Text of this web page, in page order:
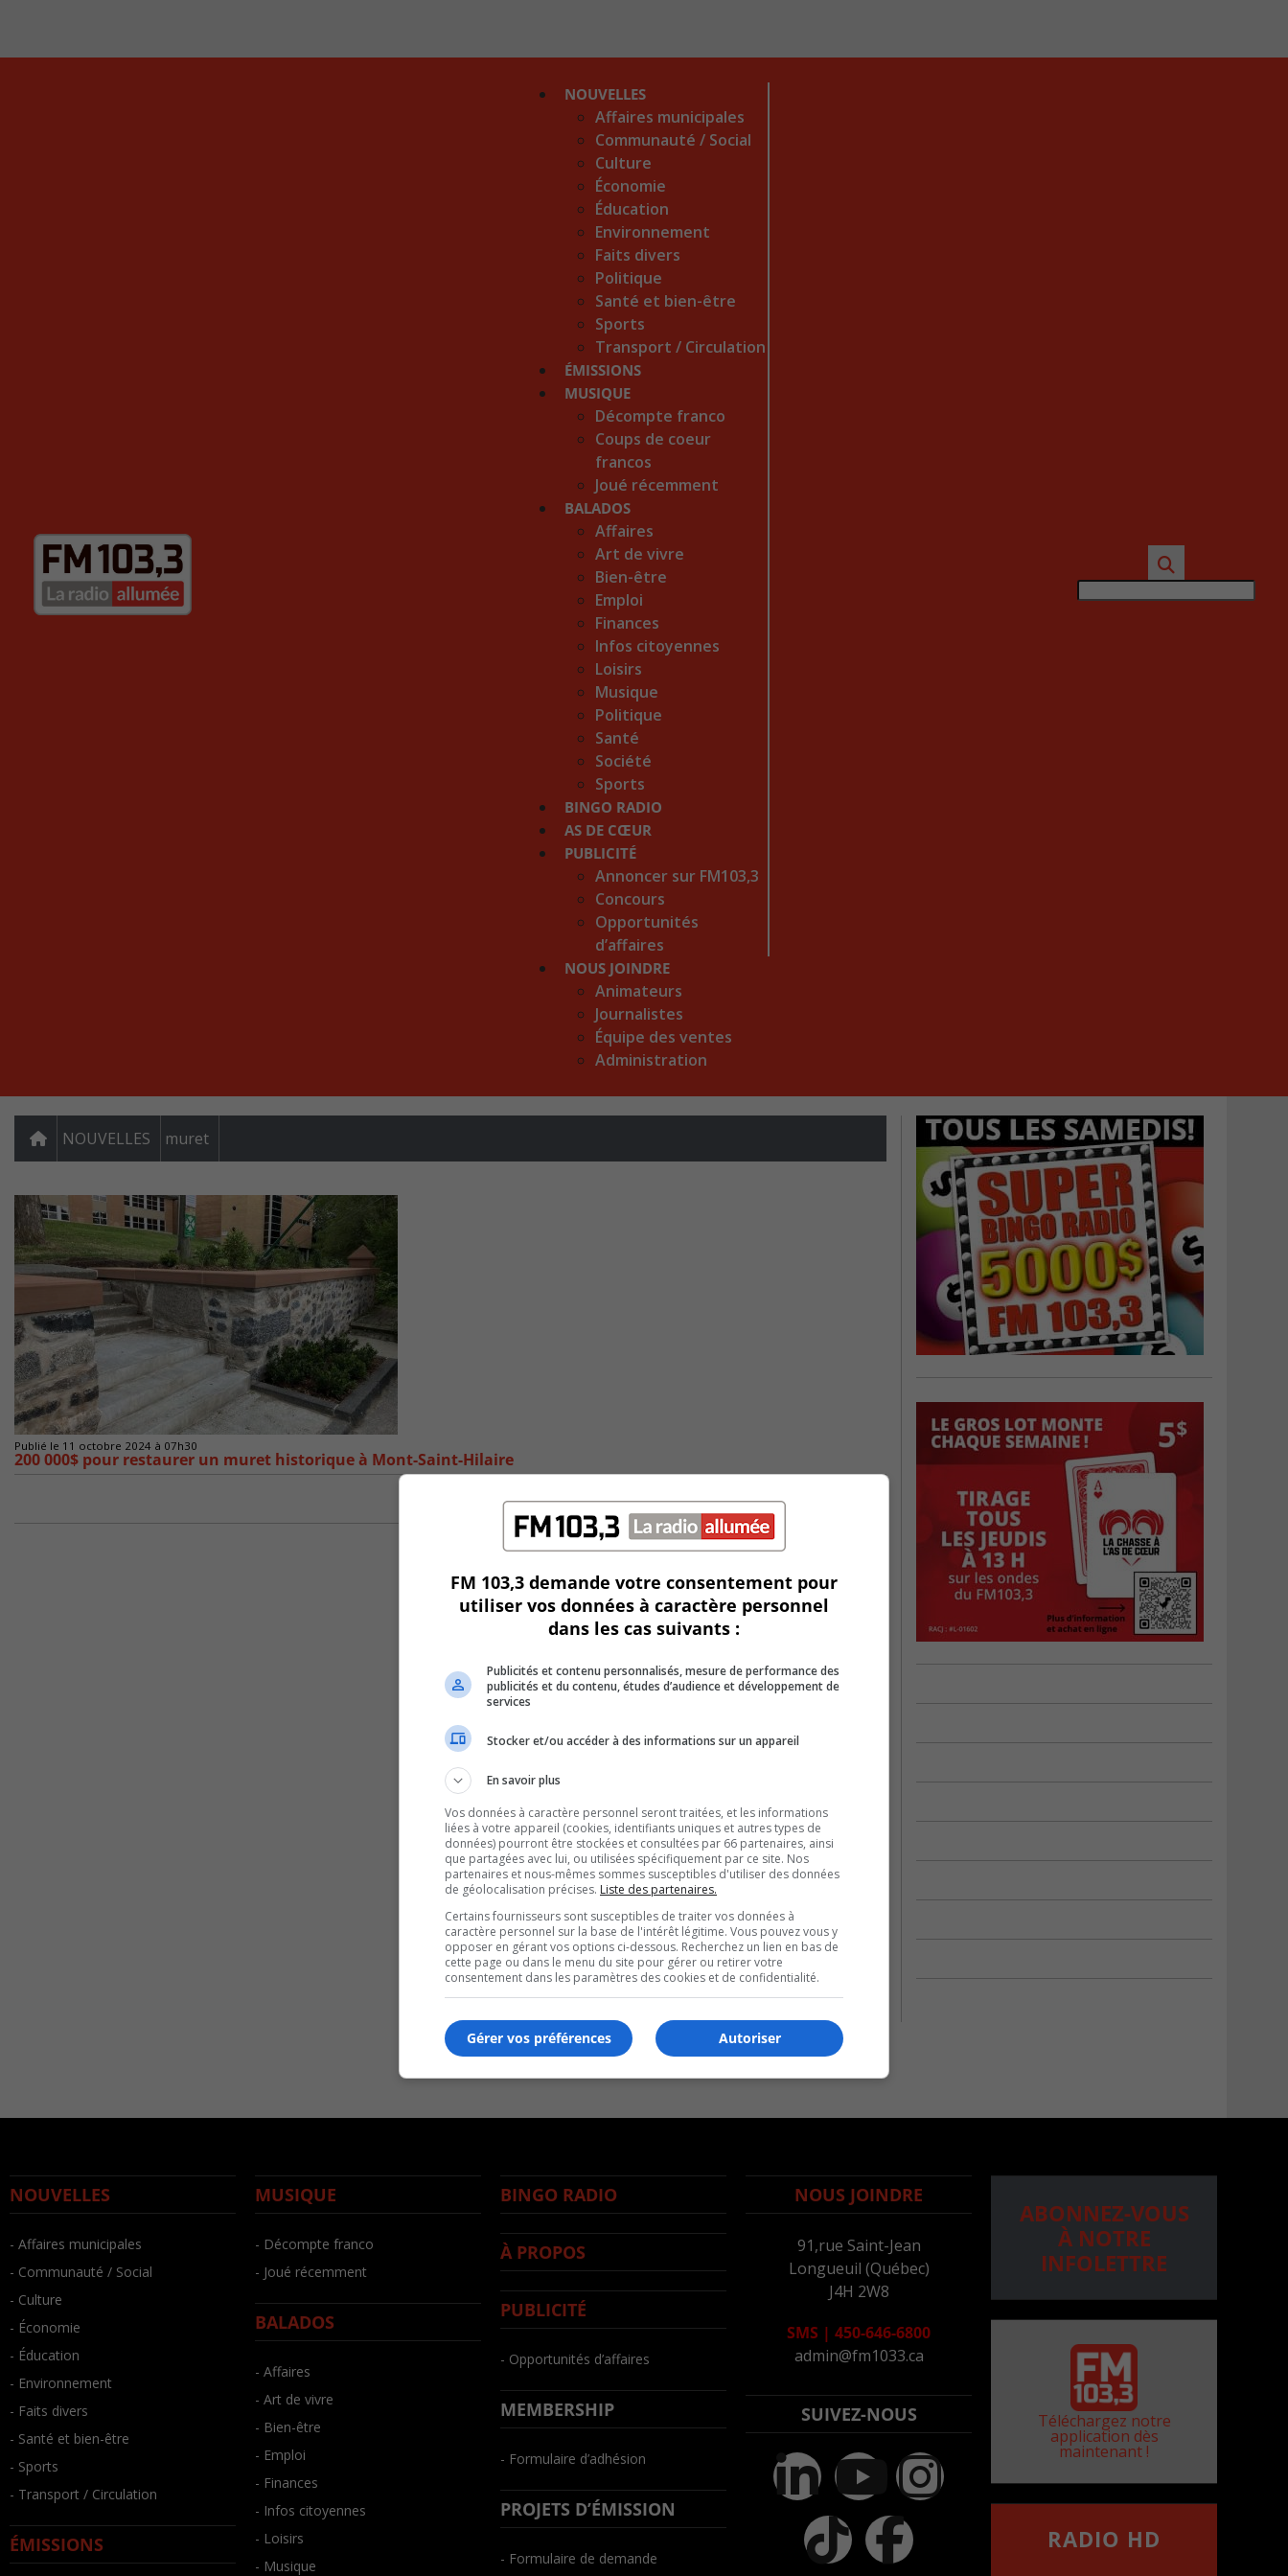
NOUVELLES
Affaires municipales
Communauté / Social
Culture
Économie
Éducation
Environnement
Faits divers
Politique
Santé et bien-être
Sports
Transport / Circulation
ÉMISSIONS
MUSIQUE
Décompte franco
Coups de coeur
francos
Joué récemment
BALADOS
Affaires
Art de vivre
Bien-être
Emploi
Finances
Infos citoyennes
Loisirs
Musique
Politique
Santé
Société
Sports
BINGO RADIO
AS DE CŒUR
PUBLICITÉ
Annoncer sur FM103,3
Concours
Opportunités
d’affaires
NOUS JOINDRE
Animateurs
Journalistes
Équipe des ventes
Administration
NOUVELLES muret
Publié le 11 octobre 2024 à 07h30
200 000$ pour restaurer un muret historique à Mont-Saint-Hilaire
NOUVELLES
- Affaires municipales
- Communauté / Social
- Culture
- Économie
- Éducation
- Environnement
- Faits divers
- Santé et bien-être
- Sports
- Transport / Circulation
ÉMISSIONS
MUSIQUE
- Décompte franco
- Joué récemment
BALADOS
- Affaires
- Art de vivre
- Bien-être
- Emploi
- Finances
- Infos citoyennes
- Loisirs
- Musique
BINGO RADIO
À PROPOS
PUBLICITÉ
- Opportunités d’affaires
MEMBERSHIP
- Formulaire d’adhésion
PROJETS D’ÉMISSION
- Formulaire de demande
NOUS JOINDRE
91,rue Saint-Jean
Longueuil (Québec)
J4H 2W8
SMS | 450-646-6800
admin@fm1033.ca
SUIVEZ-NOUS
ABONNEZ-VOUS
À NOTRE
INFOLETTRE
Téléchargez notre
application dès
maintenant !
RADIO HD
FM 103,3 demande votre consentement pour
utiliser vos données à caractère personnel
dans les cas suivants :
Publicités et contenu personnalisés, mesure de performance des
publicités et du contenu, études d’audience et développement de
services
Stocker et/ou accéder à des informations sur un appareil
En savoir plus
Vos données à caractère personnel seront traitées, et les informations
liées à votre appareil (cookies, identifiants uniques et autres types de
données) pourront être stockées et consultées par 66 partenaires, ainsi
que partagées avec lui, ou utilisées spécifiquement par ce site. Nos
partenaires et nous-mêmes sommes susceptibles d'utiliser des données
de géolocalisation précises. Liste des partenaires.
Certains fournisseurs sont susceptibles de traiter vos données à
caractère personnel sur la base de l'intérêt légitime. Vous pouvez vous y
opposer en gérant vos options ci-dessous. Recherchez un lien en bas de
cette page ou dans le menu du site pour gérer ou retirer votre
consentement dans les paramètres des cookies et de confidentialité.
Autoriser
Gérer vos préférences